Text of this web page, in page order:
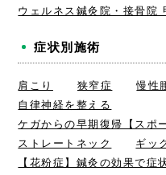
ウェルネス鍼灸院・接骨院
症状別施術
肩こり 狭窄症 慢性
自律神経を整える
ケガからの早期復帰【スポ
ストレートネック
ギッ
【花粉症】鍼灸の効果で症